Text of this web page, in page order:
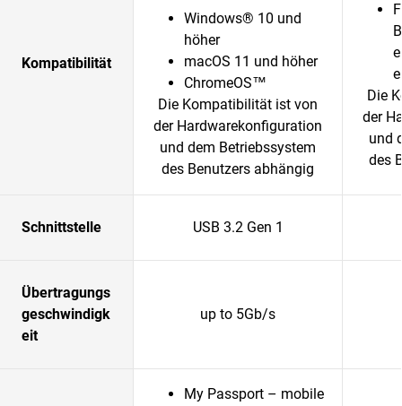
Kompatibilität
Windows® 10 und
höher
macOS 11 und höher
ChromeOS™
Die Kompatibilität ist von
der Hardwarekonfiguration
und dem Betriebssystem
des Benutzers abhängig
Die
der
und
des
Schnittstelle USB 3.2 Gen 1
Übertragungs
geschwindigk
eit
up to 5Gb/s
My Passport – mobile